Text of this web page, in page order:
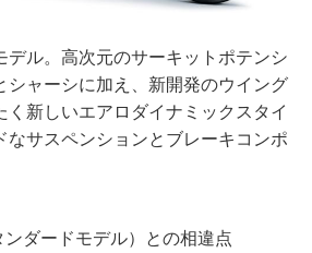
デル。高次元のサーキットポテンシ
シャーシに加え、新開発のウイング
く新しいエアロダイナミックスタイ
なサスペンションとブレーキコンポ
ダードモデル）との相違点